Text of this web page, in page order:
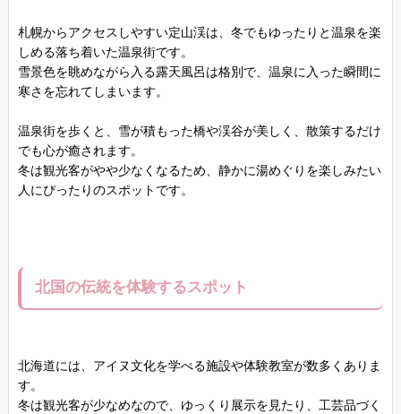
札幌からアクセスしやすい定山渓は、冬でもゆったりと温泉を楽
しめる落ち着いた温泉街です。
雪景色を眺めながら入る露天風呂は格別で、温泉に入った瞬間に
寒さを忘れてしまいます。
温泉街を歩くと、雪が積もった橋や渓谷が美しく、散策するだけ
でも心が癒されます。
冬は観光客がやや少なくなるため、静かに湯めぐりを楽しみたい
人にぴったりのスポットです。
北国の伝統を体験するスポット
北海道には、アイヌ文化を学べる施設や体験教室が数多くありま
す。
冬は観光客が少なめなので、ゆっくり展示を見たり、工芸品づく